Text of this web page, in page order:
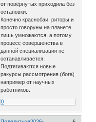
от повёрнутых приходила без
остановки.
Конечно краснобаи, риторы и
просто говоруны на планете
лишь умножаются, а потому
процесс совершенства в
данной специализации не
останавливается.
Подтягиваются новые
ракурсы рассмотрения (бога)
например от научных
работников.
0